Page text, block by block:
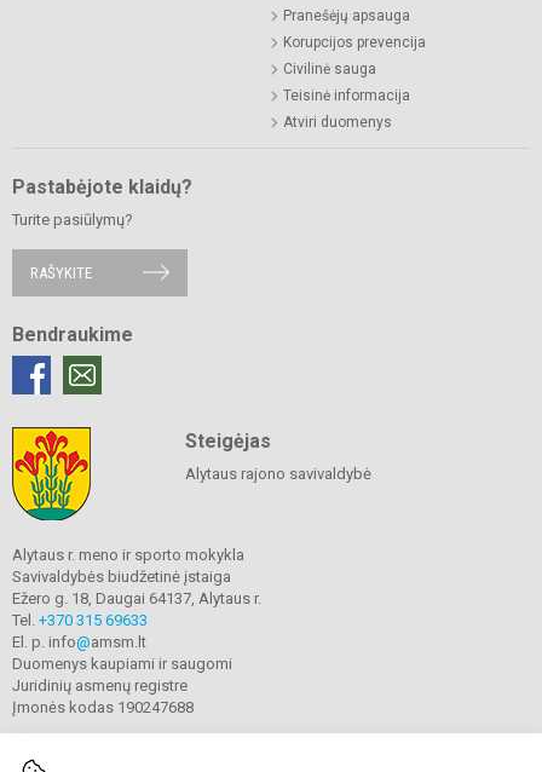
Pranešėjų apsauga
Korupcijos prevencija
Civilinė sauga
Teisinė informacija
Atviri duomenys
Pastabėjote klaidų?
Turite pasiūlymų?
RAŠYKITE
Bendraukime
Steigėjas
Alytaus rajono savivaldybė
Alytaus r. meno ir sporto mokykla
Savivaldybės biudžetinė įstaiga
Ežero g. 18, Daugai 64137, Alytaus r.
Tel. +370 315 69633
El. p. info@amsm.lt
Duomenys kaupiami ir saugomi
Juridinių asmenų registre
Įmonės kodas 190247688